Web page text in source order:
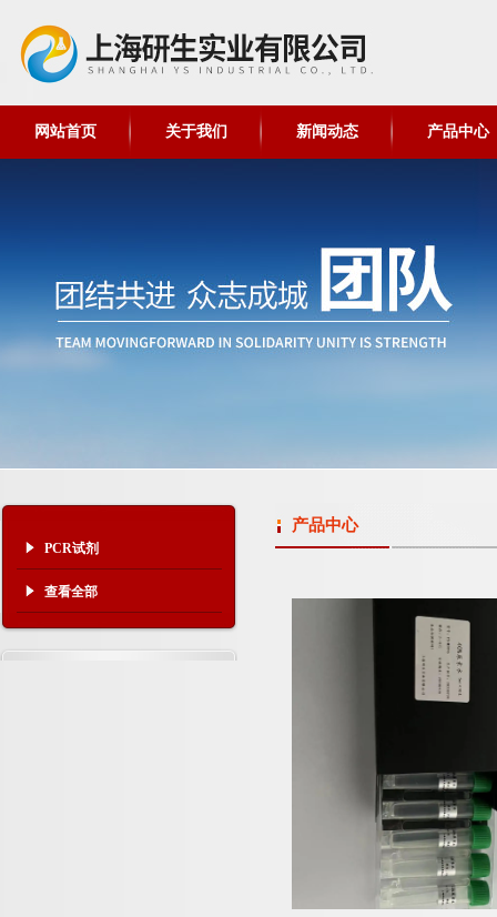
网站首页 关于我们 新闻动态 产品中心
PCR试剂
查看全部
产品中心